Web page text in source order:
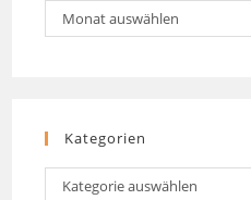
Archiv
Monat auswählen
Kategorien
Kategorien
Kategorie auswählen